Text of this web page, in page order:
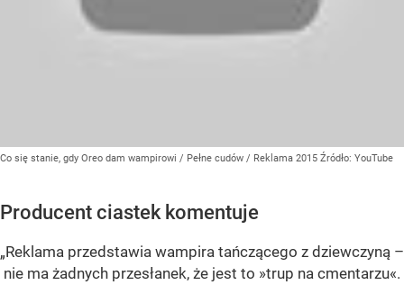
Co się stanie, gdy Oreo dam wampirowi / Pełne cudów / Reklama 2015 Źródło: YouTube
Producent ciastek komentuje
„Reklama przedstawia wampira tańczącego z dziewczyną –
nie ma żadnych przesłanek, że jest to »trup na cmentarzu«.